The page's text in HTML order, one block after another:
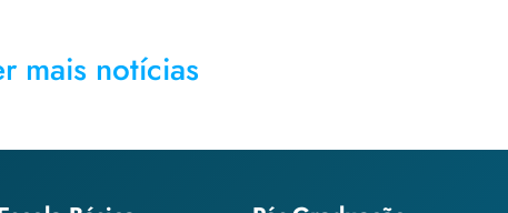
mais notícias